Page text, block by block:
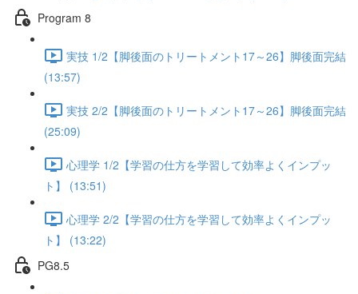
Program 8
実技 1/2【脚後面のトリートメント17～26】脚後面完結
(13:57)
実技 2/2【脚後面のトリートメント17～26】脚後面完結
(25:09)
心理学 1/2【学習の仕方を学習して効率よくインプッ
ト】 (13:51)
心理学 2/2【学習の仕方を学習して効率よくインプッ
ト】 (13:22)
PG8.5